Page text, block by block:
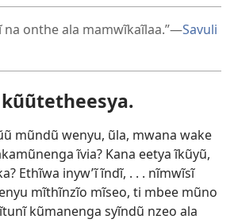
na onthe ala mamwĩkaĩlaa.”—Savuli
mũndũ wenyu, ũla, mwana wake
ĩvia? Kana eetya ĩkũyũ,
Ethĩwa inyw’ĩ ĩndĩ, . . . nĩmwĩsĩ
mĩthĩnzĩo mĩseo, ti mbee mũno
kũmanenga syĩndũ nzeo ala